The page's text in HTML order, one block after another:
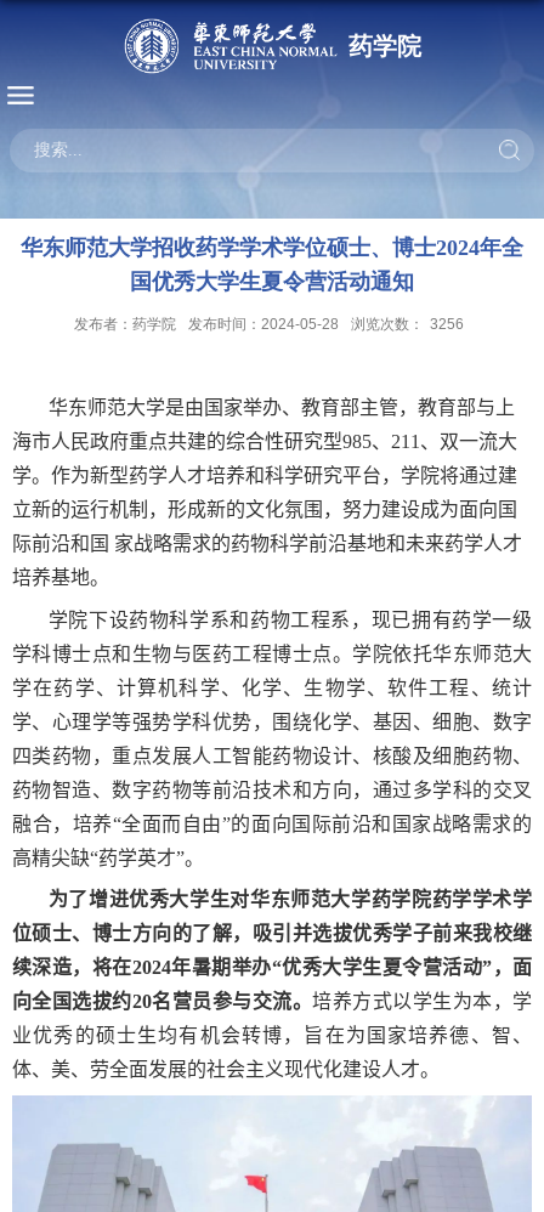
药学院
华东师范大学招收药学学术学位硕士、博士2024年全
国优秀大学生夏令营活动通知
发布者：药学院 发布时间：2024-05-28 浏览次数： 3256
华东师范大学是由国家举办、教育部主管，教育部与上
海市人民政府重点共建的综合性研究型985、 211 、双一流大
学。作为新型药学人才培养和科学研究平台，学院将通过建
立新的运行机制，形成新的文化氛围，努力建设成为面向国
际前沿和国 家战略需求的药物科学前沿基地和未来药学人才
培养基地。
学院下设药物科学系和药物工程系，现已拥有药学一级
学科博士点和生物与医药工程博士点。学院依托华东师范大
学在药学、计算机科学、化学、生物学、软件工程、统计
学、心理学等强势学科优势，围绕化学、基因、细胞、数字
四类药物，重点发展人工智能药物设计、核酸及细胞药物、
药物智造、数字药物等前沿技术和方向，通过多学科的交叉
融合，培养“全面而自由”的面向国际前沿和国家战略需求的
高精尖缺“药学英才”。
为了增进优秀大学生对华东师范大学药学院药学学术学
位硕士、 博士方向的了解，吸引并选拔优秀学子前来我校继
续深造，将在2024年暑期举办“优秀大学生夏令营活动”，面
向全国选拔约20名营员参与交流。培养方式以学生为本，学
业优秀的硕士生均有机会转博，旨在为国家培养德、智、
体、美、劳全面发展的社会主义现代化建设人才。